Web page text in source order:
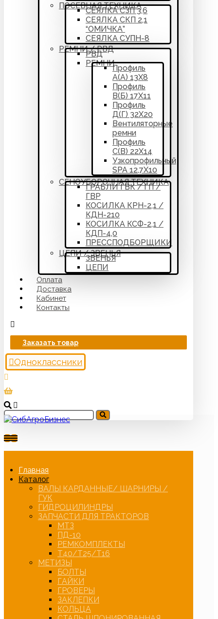
ПОСЕВНАЯ ТЕХНИКА
СЕЯЛКА СЗП 3,6
СЕЯЛКА СКП 2,1
“ОМИЧКА”
СЕЯЛКА СУПН-8
РЕМНИ / РВД
РВД
РЕМНИ
Профиль
А(А) 13Х8
Профиль
В(Б) 17Х11
Профиль
Д(Г) 32Х20
Вентиляторные
ремни
Профиль
С(В) 22Х14
Узкопрофильный
SPA 12,7Х10
СЕНОУБОРОЧНАЯ ТЕХНИКА
ГРАБЛИ ГВК / ГП /
ГВР
КОСИЛКА КРН-2,1 /
КДН-210
КОСИЛКА КСФ-2,1 /
КДП-4,0
ПРЕССПОДБОРЩИКИ
ЦЕПИ / ЗВЕНЬЯ
ЗВЕНЬЯ
ЦЕПИ
Оплата
Доставка
Кабинет
Контакты
Заказать товар
Одноклассники
Главная
Каталог
ВАЛЫ КАРДАННЫЕ/ ШАРНИРЫ /
ГУК
ГИДРОЦИЛИНДРЫ
ЗАПЧАСТИ ДЛЯ ТРАКТОРОВ
МТЗ
ПД-10
РЕМКОМПЛЕКТЫ
Т40/Т25/Т16
МЕТИЗЫ
БОЛТЫ
ГАЙКИ
ГРОВЕРЫ
ЗАКЛЕПКИ
КОЛЬЦА